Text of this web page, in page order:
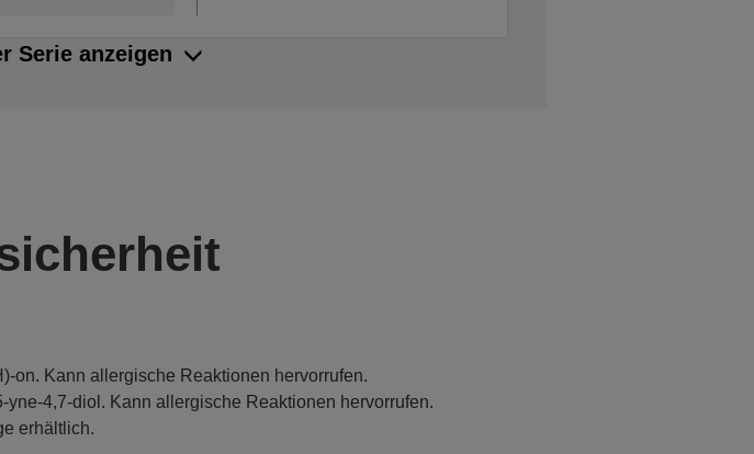
Serie anzeigen
on. Kann allergische Reaktionen hervorrufen.
yne-4,7-diol. Kann allergische Reaktionen hervorrufen.
erhältlich.